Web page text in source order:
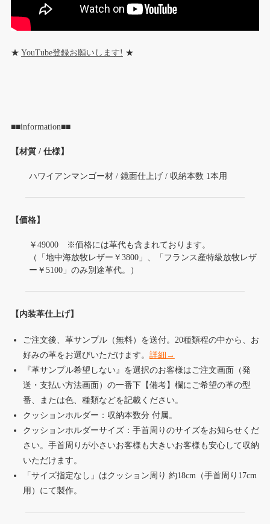
★ YouTube登録お願いします! ★
■■information■■
【材質 / 仕様】
ハワイアンマンゴー材 / 鏡面仕上げ / 収納本数 1本用
【価格】
￥49000 ※価格には革代も含まれております。
（「地中海放牧レザー￥3800」、「フランス産特級放牧レザ
ー￥5100」のみ別途革代。）
【内装革仕上げ】
ご注文後、革サンプル（無料）を送付。20種類程の中から、お
好みの革をお選びいただけます。 詳細→
『革サンプル希望しない』を選択のお客様はご注文画面（発
送・支払い方法画面）の一番下【備考】欄にご希望の革の型
番、または色、種類などを記載ください。
クッションホルダー：収納本数分 付属。
クッションホルダーサイズ：手首周りのサイズをお知らせくだ
さい。手首周りが小さいお客様も大きいお客様も安心して収納
いただけます。
「サイズ指定なし」はクッション周り 約18cm（手首周り17cm
用）にて製作。